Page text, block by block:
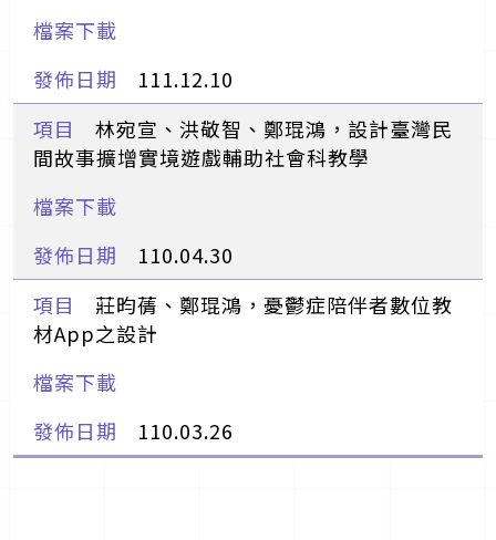
111.12.10
林宛宣、洪敬智、鄭琨鴻，設計臺灣民
間故事擴增實境遊戲輔助社會科教學
110.04.30
莊昀蒨、鄭琨鴻，憂鬱症陪伴者數位教
材App之設計
110.03.26